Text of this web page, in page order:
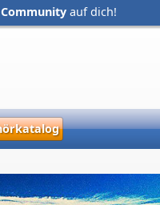
auf dich!